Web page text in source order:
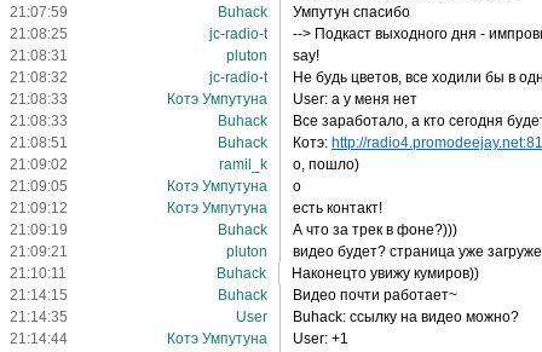
21:07:59
Buhack
Умпутун спасибо
21:08:25
jc-radio-t
--> Подкаст выходного дня -
21:08:31
pluton
say!
21:08:32
jc-radio-t
Не будь цветов, все ходили бы в
21:08:33
Котэ Умпутуна
User: а у меня нет
21:08:33
Buhack
Все заработало, а кто сегодня
21:08:51
Buhack Котэ: http://
21:09:02
ramil_k
о, пошло)
21:09:05
Котэ Умпутуна
о
21:09:12
Котэ Умпутуна
есть контакт!
21:09:19
Buhack
А что за трек в фоне?)))
21:09:21
pluton
видео будет? страница уже
21:10:11
Buhack
Наконецто увижу кумиров))
21:14:15
Buhack
Видео почти работает~
21:14:35
User
Buhack: ссылку на видео можно?
21:14:44
Котэ Умпутуна
User: +1